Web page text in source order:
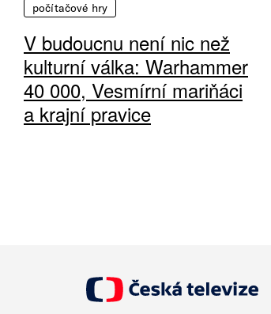
počítačové hry
V budoucnu není nic než
kulturní válka: Warhammer
40 000, Vesmírní mariňáci
a krajní pravice